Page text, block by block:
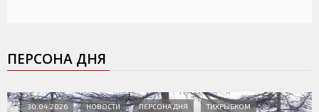
ПЕРСОНА ДНЯ
30.04.2026 НОВОСТИ ПЕРСОНА ДНЯ ТИХРЫБКОМ